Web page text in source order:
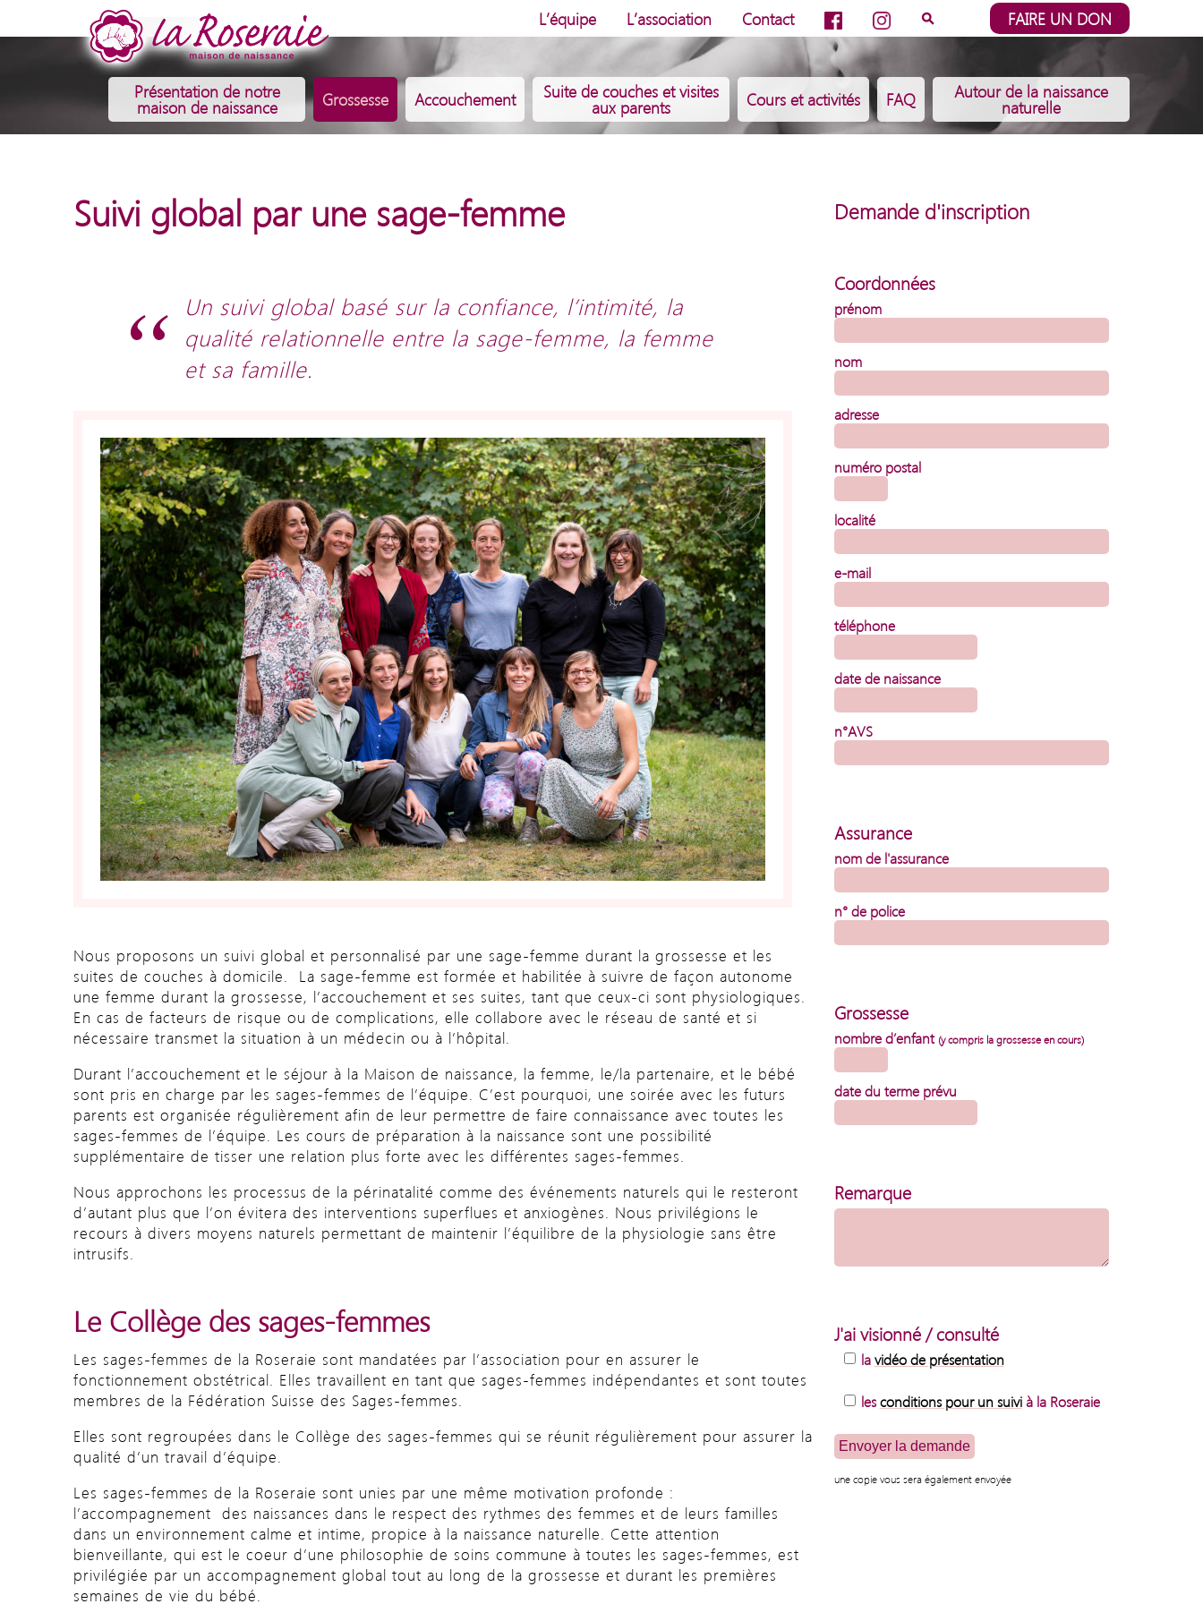
L’équipe L’association Contact ⚲ FAIRE UN DON
Présentation de notre
maison de naissance Grossesse Accouchement Suite de couches et visites
aux parents Cours et activités FAQ Autour de la naissance
naturelle
Suivi global par une sage-femme
Un suivi global basé sur la confiance, l’intimité, la
qualité relationnelle entre la sage-femme, la femme
et sa famille.
Nous proposons un suivi global et personnalisé par une sage-femme durant la grossesse et les
suites de couches à domicile. La sage-femme est formée et habilitée à suivre de façon autonome
une femme durant la grossesse, l’accouchement et ses suites, tant que ceux-ci sont physiologiques.
En cas de facteurs de risque ou de complications, elle collabore avec le réseau de santé et si
nécessaire transmet la situation à un médecin ou à l’hôpital.
Durant l’accouchement et le séjour à la Maison de naissance, la femme, le/la partenaire, et le bébé
sont pris en charge par les sages-femmes de l’équipe. C’est pourquoi, une soirée avec les futurs
parents est organisée régulièrement afin de leur permettre de faire connaissance avec toutes les
sages-femmes de l’équipe. Les cours de préparation à la naissance sont une possibilité
supplémentaire de tisser une relation plus forte avec les différentes sages-femmes.
Nous approchons les processus de la périnatalité comme des événements naturels qui le resteront
d’autant plus que l’on évitera des interventions superflues et anxiogènes. Nous privilégions le
recours à divers moyens naturels permettant de maintenir l’équilibre de la physiologie sans être
intrusifs.
Le Collège des sages-femmes
Les sages-femmes de la Roseraie sont mandatées par l’association pour en assurer le
fonctionnement obstétrical. Elles travaillent en tant que sages-femmes indépendantes et sont toutes
membres de la Fédération Suisse des Sages-femmes.
Elles sont regroupées dans le Collège des sages-femmes qui se réunit régulièrement pour assurer la
qualité d’un travail d’équipe.
Les sages-femmes de la Roseraie sont unies par une même motivation profonde :
l’accompagnement des naissances dans le respect des rythmes des femmes et de leurs familles
dans un environnement calme et intime, propice à la naissance naturelle. Cette attention
bienveillante, qui est le coeur d’une philosophie de soins commune à toutes les sages-femmes, est
privilégiée par un accompagnement global tout au long de la grossesse et durant les premières
semaines de vie du bébé.
Demande d'inscription
Coordonnées
prénom
nom
adresse
numéro postal
localité
e-mail
téléphone
date de naissance
n°AVS
Assurance
nom de l'assurance
n° de police
Grossesse
nombre d’enfant (y compris la grossesse en cours)
date du terme prévu
Remarque
J'ai visionné / consulté
lavidéo de présentation
lesconditions pour un suivià la Roseraie
une copie vous sera également envoyée